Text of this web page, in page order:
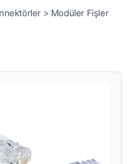
> Modüler Fişler